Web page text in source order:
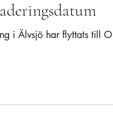
i Älvsjö har flyttats till